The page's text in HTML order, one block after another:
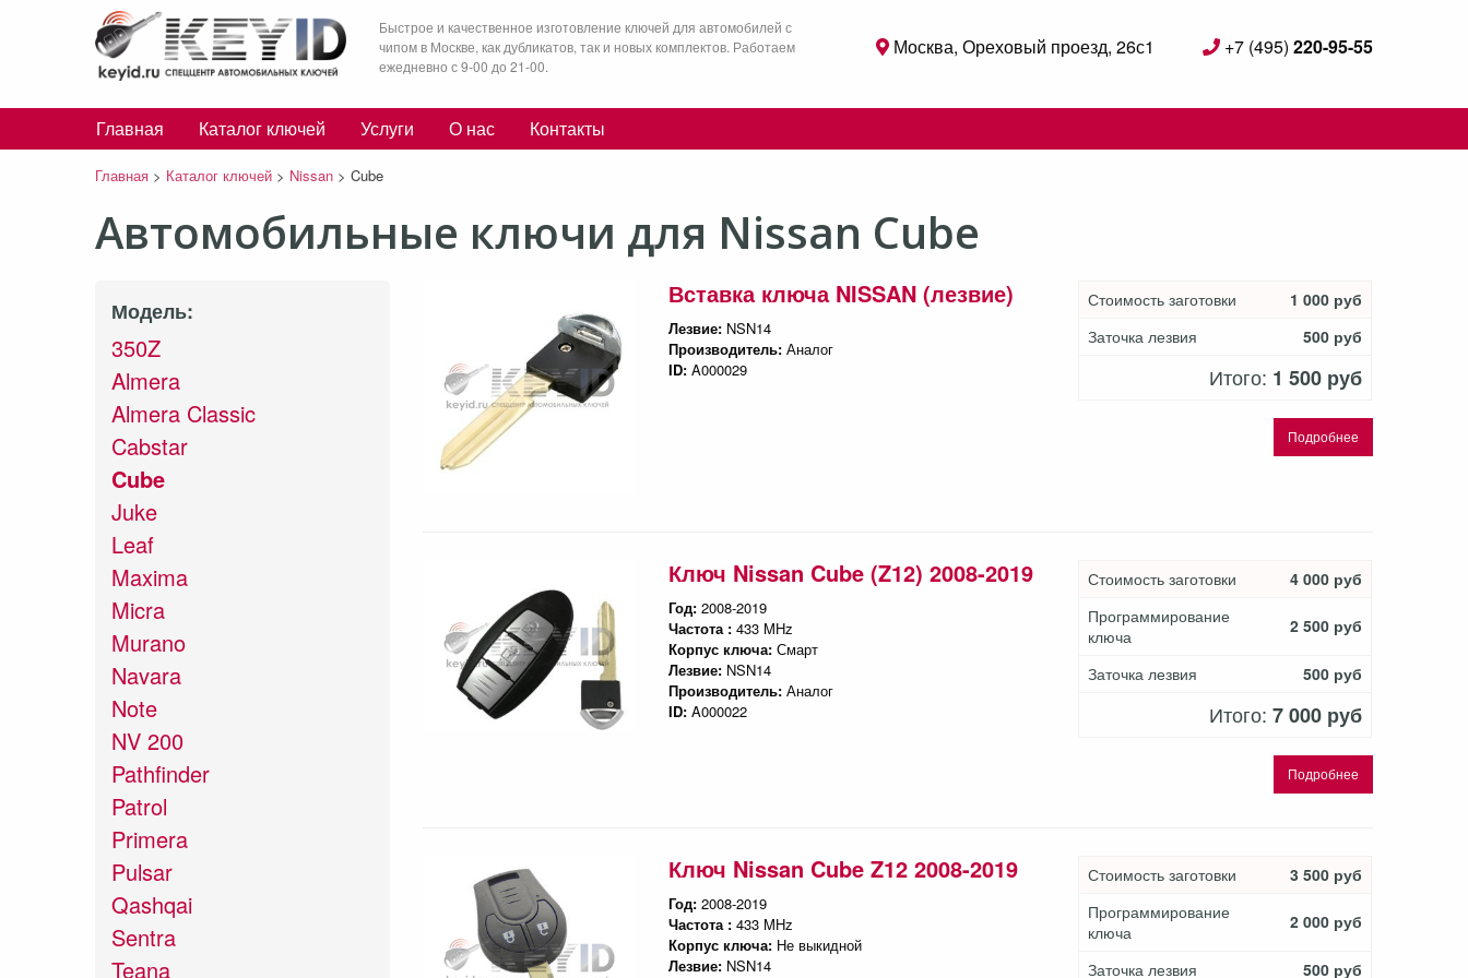
Быстрое и качественное изготовление ключей для автомобилей с
чипом в Москве, как дубликатов, так и новых комплектов. Работаем
ежедневно с 9-00 до 21-00.
Москва, Ореховый проезд, 26с1 +7 (495) 220-95-55
Главная Каталог ключей Услуги О нас Контакты
Главная > Каталог ключей > Nissan > Cube
Автомобильные ключи для Nissan Cube
Модель:
350Z
Almera
Almera Classic
Cabstar
Cube
Juke
Leaf
Maxima
Micra
Murano
Navara
Note
NV 200
Pathfinder
Patrol
Primera
Pulsar
Qashqai
Sentra
Teana
Вставка ключа NISSAN (лезвие)
Лезвие: NSN14
Производитель: Аналог
ID: A000029
Стоимость заготовки
1 000 руб
Заточка лезвия
500 руб
Итого: 1 500 руб
Подробнее
Ключ Nissan Cube (Z12) 2008-2019
Год: 2008-2019
Частота : 433 MHz
Корпус ключа: Смарт
Лезвие: NSN14
Производитель: Аналог
ID: A000022
Стоимость заготовки
4 000 руб
Программирование
ключа
2 500 руб
Заточка лезвия 500 руб
Итого: 7 000 руб
Подробнее
Ключ Nissan Cube Z12 2008-2019
Год: 2008-2019
Частота : 433 MHz
Корпус ключа: Не выкидной
Лезвие: NSN14
Стоимость заготовки
3 500 руб
Программирование
ключа
2 000 руб
Заточка лезвия 500 руб